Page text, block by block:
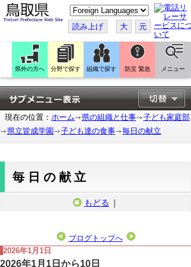
こ
の
ペ
ー
ジ
翻
訳
す
る
読み上げ 大 元
県外の方へ 分野で探す 組織で探す 防災 緊急 メニュー
現在の位置： ホーム 県の組織と仕事
子ども家庭部
県立皆成学園
子ども達の食事 毎日の献立
毎日の献立
もどる ｜
ブログトップへ
2026年1月1日
2026年1月1日から10日